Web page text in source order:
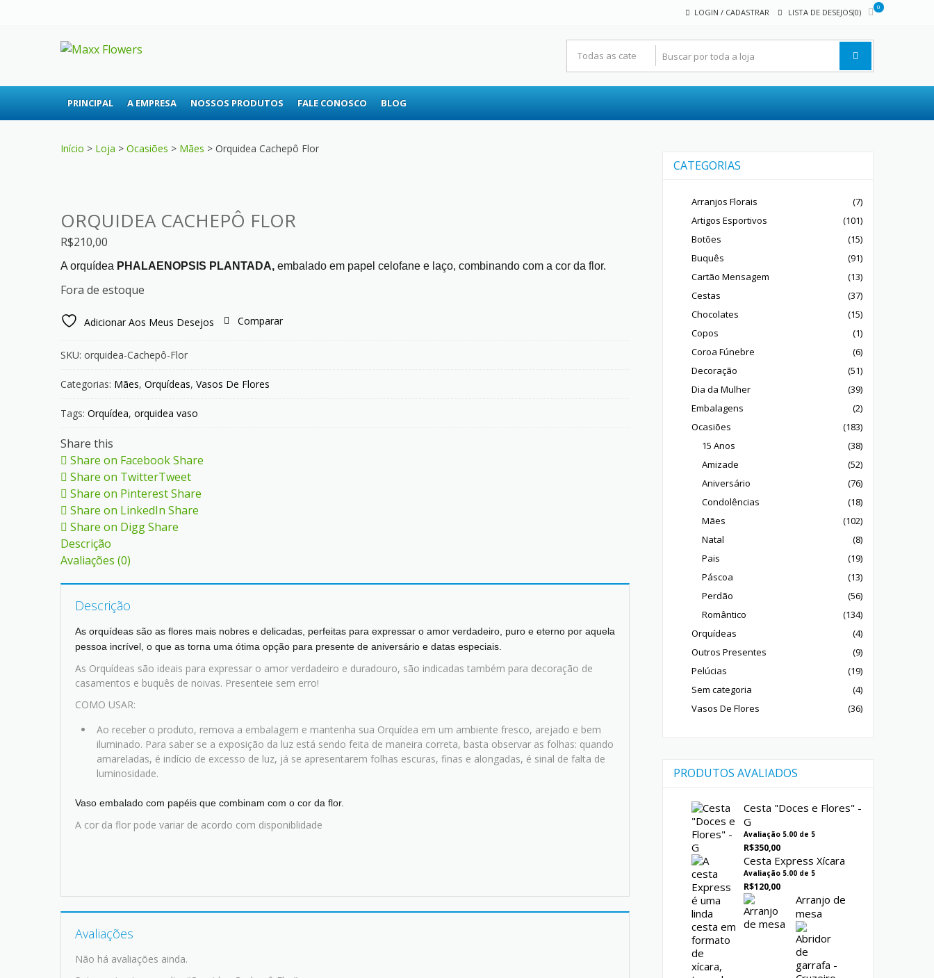
LOGIN / CADASTRAR LISTA DE DESEJOS(0)
0
PRINCIPAL A EMPRESA NOSSOS PRODUTOS FALE CONOSCO BLOG
Início > Loja > Ocasiões > Mães > Orquidea Cachepô Flor
ORQUIDEA CACHEPÔ FLOR
R$210,00
A orquídea PHALAENOPSIS PLANTADA, embalado em papel celofane e laço, combinando com a cor da flor.
Fora de estoque
Adicionar Aos Meus Desejos Comparar
SKU: orquidea-Cachepô-Flor
Categorias: Mães, Orquídeas, Vasos De Flores
Tags: Orquídea, orquidea vaso
Share this
Share on FacebookShare
Share on TwitterTweet
Share on PinterestShare
Share on LinkedIn Share
Share on DiggShare
Descrição
Avaliações (0)
Descrição
As orquídeas são as flores mais nobres e delicadas, perfeitas para expressar o amor verdadeiro, puro e eterno por aquela
pessoa incrível, o que as torna uma ótima opção para presente de aniversário e datas especiais.
As Orquídeas são ideais para expressar o amor verdadeiro e duradouro, são indicadas também para decoração de
casamentos e buquês de noivas. Presenteie sem erro!
COMO USAR:
Ao receber o produto, remova a embalagem e mantenha sua Orquídea em um ambiente fresco, arejado e bem
iluminado. Para saber se a exposição da luz está sendo feita de maneira correta, basta observar as folhas: quando
amareladas, é indício de excesso de luz, já se apresentarem folhas escuras, finas e alongadas, é sinal de falta de
luminosidade.
Vaso embalado com papéis que combinam com o cor da flor.
A cor da flor pode variar de acordo com disponiblidade
Avaliações
Não há avaliações ainda.
CATEGORIAS
Arranjos Florais
(7)
Artigos Esportivos
(101)
Botões
(15)
Buquês
(91)
Cartão Mensagem
(13)
Cestas
(37)
Chocolates
(15)
Copos
(1)
Coroa Fúnebre
(6)
Decoração
(51)
Dia da Mulher
(39)
Embalagens
(2)
Ocasiões
(183)
15 Anos
(38)
Amizade
(52)
Aniversário
(76)
Condolências
(18)
Mães
(102)
Natal
(8)
Pais
(19)
Páscoa
(13)
Perdão
(56)
Romântico
(134)
Orquídeas
(4)
Outros Presentes
(9)
Pelúcias
(19)
Sem categoria
(4)
Vasos De Flores
(36)
PRODUTOS AVALIADOS
Cesta "Doces e Flores" -
G
Avaliação 5.00de 5
R$350,00
Cesta Express Xícara
Avaliação 5.00de 5
R$120,00
Arranjo de
mesa